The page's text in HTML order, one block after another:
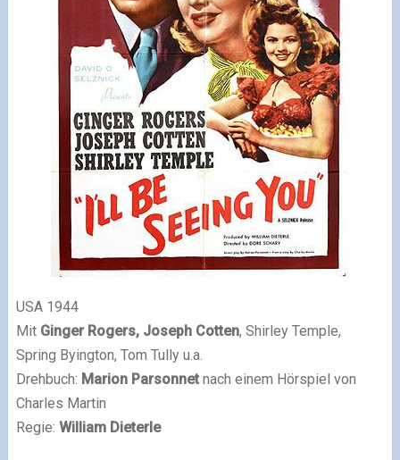
USA 1944
Mit Ginger Rogers, Joseph Cotten, Shirley Temple,
Spring Byington, Tom Tully u.a.
Drehbuch: Marion Parsonnetnach einem Hörspiel von
Charles Martin
Regie: William Dieterle